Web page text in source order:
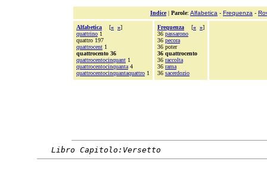
Indice| Parole: Alfabetica - Frequenza -
Alfabetica [« »]
quattrino 1
quattro 197
quattrocent 1
quattrocento 36
quattrocentocinquant 1
quattrocentocinquanta 4
quattrocentocinquantaquattro 1
Frequenza [« »]
36 passarono
36 pecora
36 poter
36 quattrocento
36 raccolta
36 rama
36 sacerdozio
Libro Capitolo:Versetto